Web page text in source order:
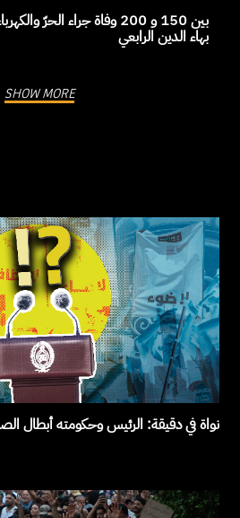
بين 150 و 200 وفاة جراء الحرّ
بهاء الدين الرابعي
SHOW MORE
نواة في دقيقة: الرئيس وحكومته أبطال